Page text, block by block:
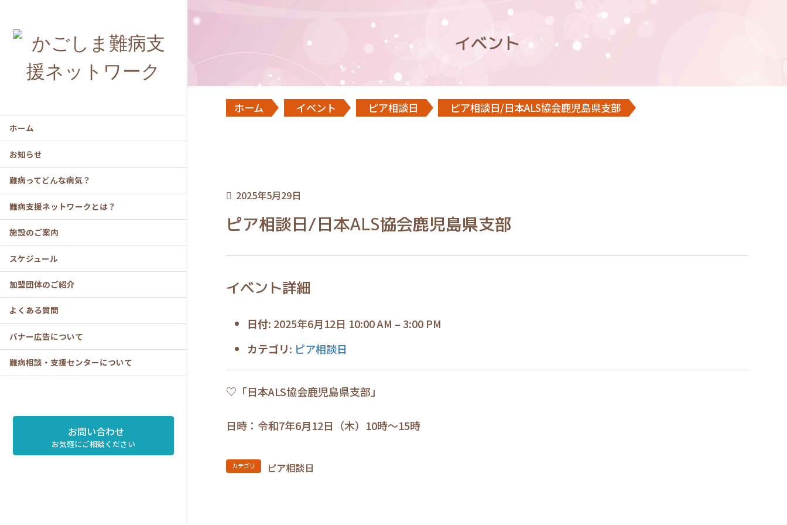
ホーム
お知らせ
難病ってどんな病気？
難病支援ネットワークとは？
施設のご案内
スケジュール
加盟団体のご紹介
よくある質問
バナー広告について
難病相談・支援センターについて
お問い合わせ
お気軽にご相談ください
イベント
ホーム イベント ピア相談日 ピア相談日/日本ALS協会鹿児島県支部
2025年5月29日
ピア相談日/日本ALS協会鹿児島県支部
イベント詳細
日付: 2025年6月12日 10:00 AM – 3:00 PM
カテゴリ: ピア相談日
♡「日本ALS協会鹿児島県支部」
日時：令和7年6月12日（木）10時～15時
カテゴリ ピア相談日